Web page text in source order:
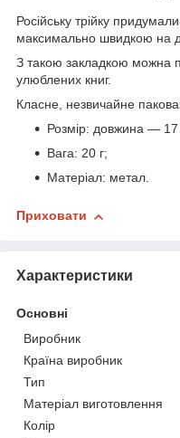
Російську трійку
максимально швидкою на
З такою закладкою можна
улюблених книг.
Класне, незвичайне
Розмір: довжина —
Вага: 20 г;
Матеріал: метал.
Приховати
Характеристики
Основні
Виробник
Країна виробник
Тип
Матеріал виготовлення
Колір